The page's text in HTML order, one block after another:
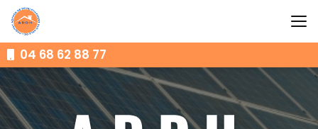
Aller
au
contenu
principal04 68 62 88 77